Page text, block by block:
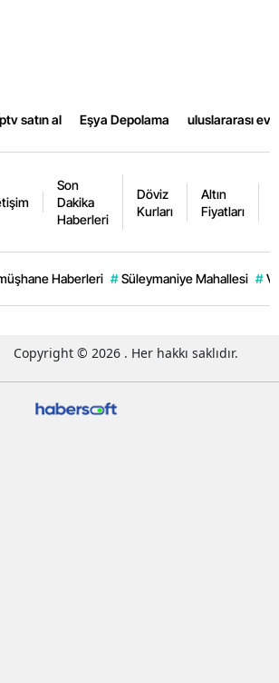
satın al Eşya Depolama uluslararası
Son
Dakika
Haberleri
Döviz
Kurları
Altın
Fiyatları
Haberleri # Süleymaniye Mahallesi #
Copyright © 2026 . Her hakkı saklıdır.